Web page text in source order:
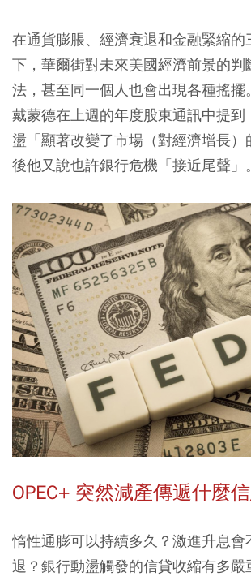
在通貨膨脹、經濟衰退和金融緊縮的
下，華爾街對未來美國經濟前景的判
法，甚至同一個人也會出現各種搖擺
戴蒙德在上週的年度股東通訊中提到
盪「顯著改變了市場（對經濟增長）
後他又說也許銀行危機「接近尾聲」。
OPEC+ 突然減產傳遞什麼
惰性通膨可以持續多久？激進升息會
退？銀行動盪觸發的信貸收縮有多嚴